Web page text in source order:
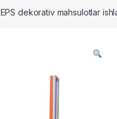
EPS dekorativ mahsulotlar